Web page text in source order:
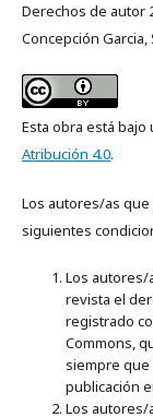
Derechos de autor
Concepción
Esta obra está bajo
Atribución 4.0.
Los autores/as
siguientes
Los autores/
revista el
registrado
Commons,
siempre que
publicación
Los autores/